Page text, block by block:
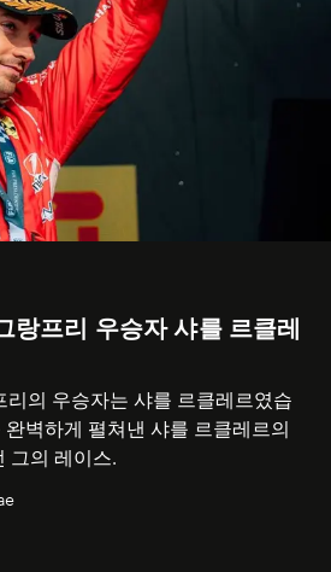
랑프리 우승자 샤를 르클레
리의 우승자는 샤를 르클레르였습
벽하게 펼쳐낸 샤를 르클레르의
그의 레이스.